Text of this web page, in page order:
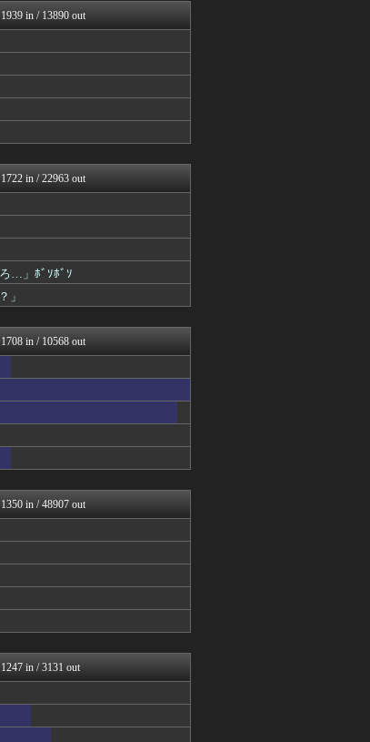
ルデンタイムズ
みつ-5chまとめ-
速
まがタイムズ
ッター速報
ルズVIPまとめ
ぽけまとめーる
ブログ
ユビニュース｜みんなの...
みつ-5chまとめ-
ルズVIPまとめ
ャンネル＠VIP
まめ2ch
】ニュー速クオリテ...
ルズVIPまとめ
速報
ブログ
まめ2ch
ッター速報
1939 in / 13890 out
1722 in / 22963 out
…」ﾎﾞｿﾎﾞｿ
」
1708 in / 10568 out
1350 in / 48907 out
1247 in / 3131 out